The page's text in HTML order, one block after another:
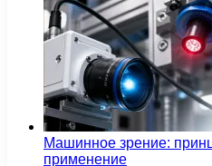
Машинное зрение:
применение